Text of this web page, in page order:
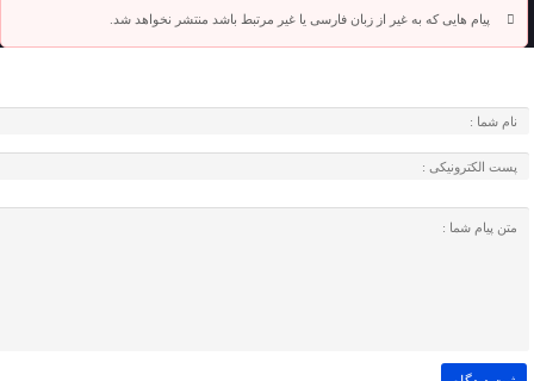
پیام هایی که به غیر از زبان فارسی یا غیر مرتبط باشد منتشر نخواهد شد.